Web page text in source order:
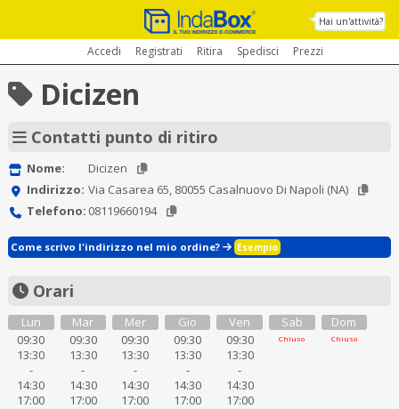
Hai un'attività?
Accedi Registrati Ritira Spedisci Prezzi
Dicizen
Contatti punto di ritiro
Nome:
Dicizen
Indirizzo: Via Casarea 65, 80055 Casalnuovo Di Napoli (NA)
Telefono: 08119660194
Come scrivo l'indirizzo nel mio ordine? Esempio
Orari
Lun
09:30
13:30
-
14:30
17:00
Mar
09:30
13:30
-
14:30
17:00
Mer
09:30
13:30
-
14:30
17:00
Gio
09:30
13:30
-
14:30
17:00
Ven
09:30
13:30
-
14:30
17:00
Sab
Chiuso
Dom
Chiuso